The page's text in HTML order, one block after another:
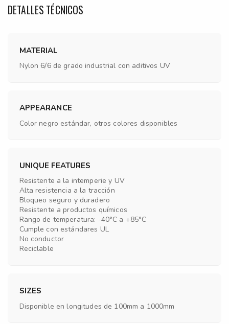
DETALLES TÉCNICOS
MATERIAL
Nylon 6/6 de grado industrial con aditivos UV
APPEARANCE
Color negro estándar, otros colores disponibles
UNIQUE FEATURES
Resistente a la intemperie y UV
Alta resistencia a la tracción
Bloqueo seguro y duradero
Resistente a productos químicos
Rango de temperatura: -40°C a +85°C
Cumple con estándares UL
No conductor
Reciclable
SIZES
Disponible en longitudes de 100mm a 1000mm